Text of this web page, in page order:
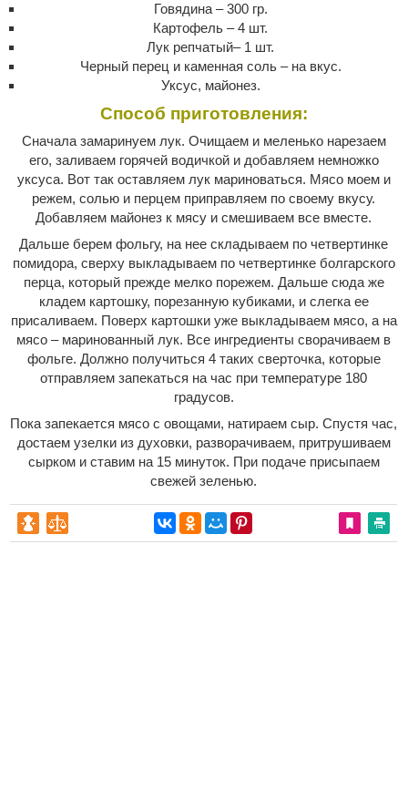
Говядина – 300 гр.
Картофель – 4 шт.
Лук репчатый– 1 шт.
Черный перец и каменная соль – на вкус.
Уксус, майонез.
Способ приготовления:
Сначала замаринуем лук. Очищаем и меленько нарезаем
его, заливаем горячей водичкой и добавляем немножко
уксуса. Вот так оставляем лук мариноваться. Мясо моем и
режем, солью и перцем приправляем по своему вкусу.
Добавляем майонез к мясу и смешиваем все вместе.
Дальше берем фольгу, на нее складываем по четвертинке
помидора, сверху выкладываем по четвертинке болгарского
перца, который прежде мелко порежем. Дальше сюда же
кладем картошку, порезанную кубиками, и слегка ее
присаливаем. Поверх картошки уже выкладываем мясо, а на
мясо – маринованный лук. Все ингредиенты сворачиваем в
фольге. Должно получиться 4 таких сверточка, которые
отправляем запекаться на час при температуре 180
градусов.
Пока запекается мясо с овощами, натираем сыр. Спустя час,
достаем узелки из духовки, разворачиваем, притрушиваем
сырком и ставим на 15 минуток. При подаче присыпаем
свежей зеленью.